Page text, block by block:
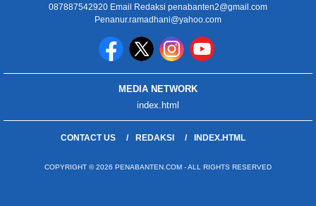
087887542920 Email Redaksi penabanten2@gmail.com
Penanur.ramadhani@yahoo.com
MEDIA NETWORK
index.html
CONTACT US REDAKSI INDEX.HTML
COPYRIGHT © 2026 PENABANTEN.COM - ALL RIGHTS RESERVED